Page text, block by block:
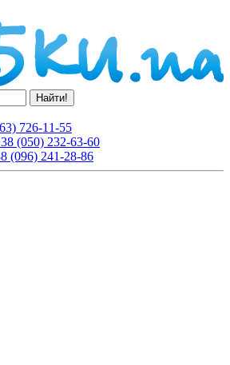
Найти!
726-11-55
(050) 232-63-60
(096) 241-28-86